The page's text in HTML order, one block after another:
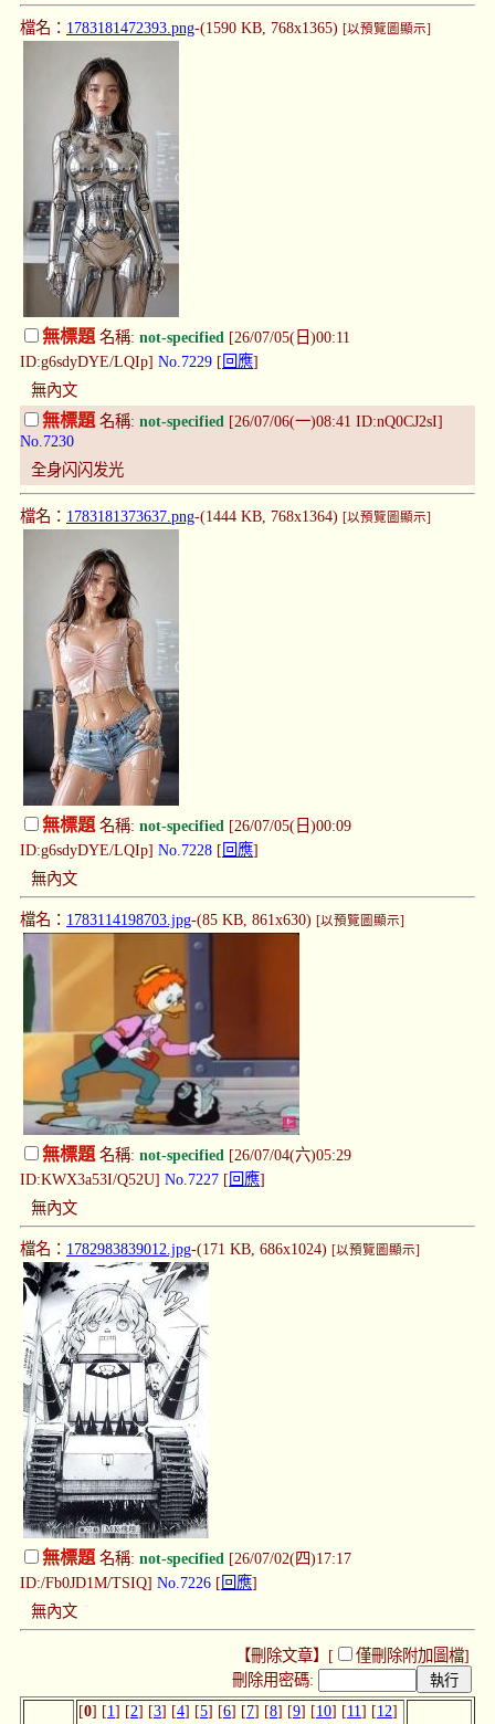
檔名： 1783181472393.png-(1590 KB, 768x1365) [以預覽圖顯示]
無標題名稱: not-specified [26/07/05(日)00:11
ID:g6sdyDYE/LQIp] No.7229 [ 回應]
無內文
無標題 名稱: not-specified [26/07/06(一)08:41 ID:nQ0CJ2sI]
No.7230
全身闪闪发光
檔名： 1783181373637.png-(1444 KB, 768x1364) [以預覽圖顯示]
無標題名稱: not-specified [26/07/05(日)00:09
ID:g6sdyDYE/LQIp] No.7228 [ 回應]
無內文
檔名： 1783114198703.jpg-(85 KB, 861x630) [以預覽圖顯示]
無標題名稱: not-specified [26/07/04(六)05:29
ID:KWX3a53I/Q52U] No.7227 [ 回應]
無內文
檔名： 1782983839012.jpg-(171 KB, 686x1024) [以預覽圖顯示]
無標題名稱: not-specified [26/07/02(四)17:17
ID:/Fb0JD1M/TSIQ] No.7226 [ 回應]
無內文
【刪除文章】[ 僅刪除附加圖檔]
刪除用密碼:
[0] [1] [2] [3] [4] [5] [6] [7] [8] [9] [10] [11] [12]